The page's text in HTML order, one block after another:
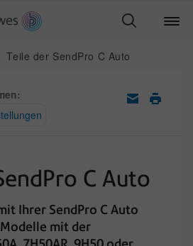
Teile der SendPro C Auto
C Auto
Ihrer SendPro C Auto
mit der